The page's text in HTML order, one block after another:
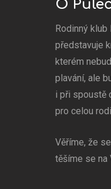
O
Rodinný
představuje
kterém
plavání, ale
i při spoustě
pro celou
Věříme, že
těšíme se na